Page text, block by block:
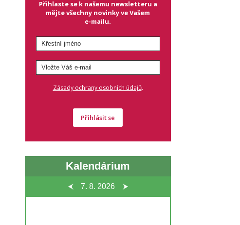
Přihlaste se k našemu newsletteru a
mějte všechny novinky ve Vašem
e-mailu.
Zásady ochrany osobních údajů.
Přihlásit se
Kalendárium
7. 8. 2026